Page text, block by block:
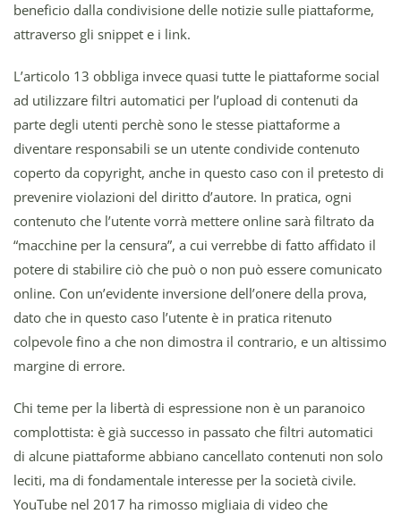
beneficio dalla condivisione delle notizie sulle piattaforme,
attraverso gli snippet e i link.
L’articolo 13 obbliga invece quasi tutte le piattaforme social
ad utilizzare filtri automatici per l’upload di contenuti da
parte degli utenti perchè sono le stesse piattaforme a
diventare responsabili se un utente condivide contenuto
coperto da copyright, anche in questo caso con il pretesto di
prevenire violazioni del diritto d’autore. In pratica, ogni
contenuto che l’utente vorrà mettere online sarà filtrato da
“macchine per la censura”, a cui verrebbe di fatto affidato il
potere di stabilire ciò che può o non può essere comunicato
online. Con un’evidente inversione dell’onere della prova,
dato che in questo caso l’utente è in pratica ritenuto
colpevole fino a che non dimostra il contrario, e un altissimo
margine di errore.
Chi teme per la libertà di espressione non è un paranoico
complottista: è già successo in passato che filtri automatici
di alcune piattaforme abbiano cancellato contenuti non solo
leciti, ma di fondamentale interesse per la società civile.
YouTube nel 2017 ha rimosso migliaia di video che